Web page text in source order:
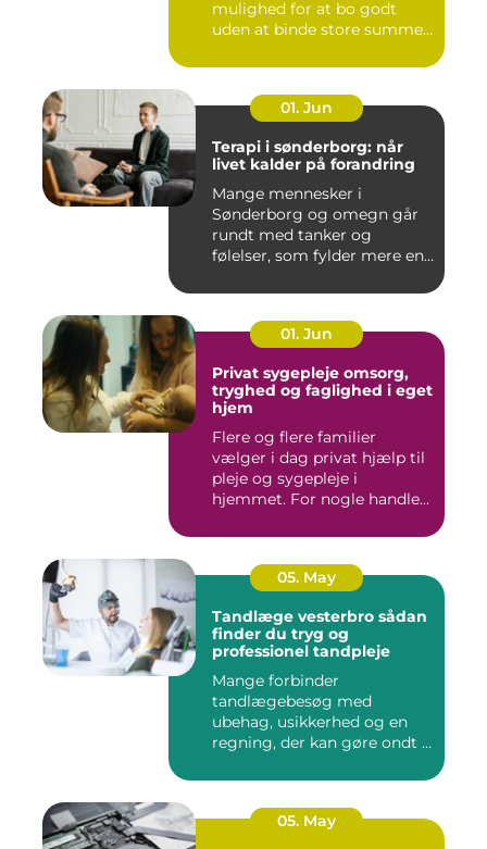
mulighed for at bo godt
uden at binde store summer
01. Jun
Terapi i sønderborg: når
livet kalder på forandring
Mange mennesker i
Sønderborg og omegn går
rundt med tanker og
følelser, som fylder mere end
01. Jun
Privat sygepleje omsorg,
tryghed og faglighed i eget
hjem
Flere og flere familier
vælger i dag privat hjælp til
pleje og sygepleje i
hjemmet. For nogle handle...
05. May
Tandlæge vesterbro sådan
finder du tryg og
professionel tandpleje
Mange forbinder
tandlægebesøg med
ubehag, usikkerhed og en
regning, der kan gøre ondt i
05. May